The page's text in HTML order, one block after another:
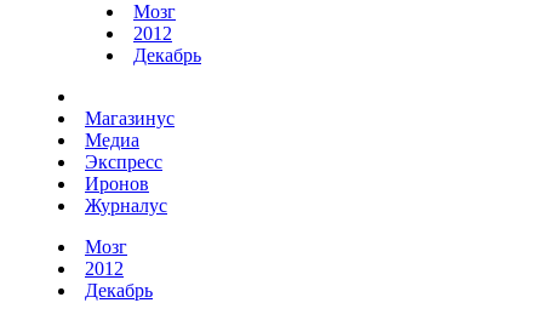
Мозг
2012
Декабрь
Магазинус
Медиа
Экспресс
Иронов
Журналус
Мозг
2012
Декабрь